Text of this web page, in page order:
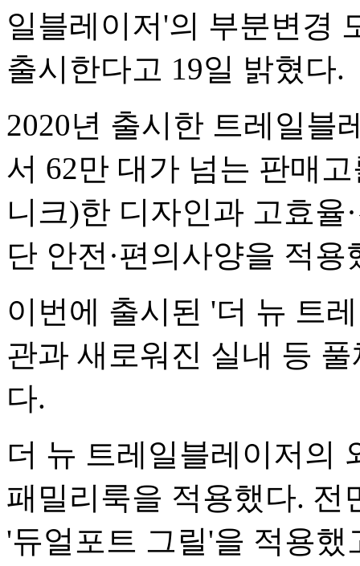
일블레이저'의 부분변경
출시한다고 19일 밝혔다.
2020년 출시한 트레일블
서 62만 대가 넘는 판매
니크)한 디자인과 고효율
단 안전·편의사양을 적용
이번에 출시된 '더 뉴 트
관과 새로워진 실내 등
다.
더 뉴 트레일블레이저의
패밀리룩을 적용했다. 전
'듀얼포트 그릴'을 적용